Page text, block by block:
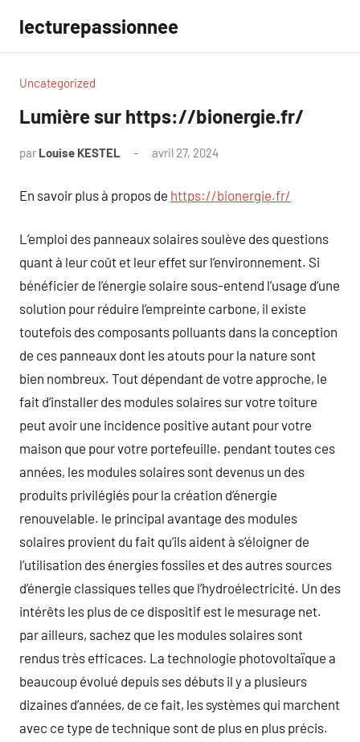
contenu
lecturepassionnee
Uncategorized
Lumière sur https://bionergie.fr/
par Louise KESTEL avril 27, 2024
En savoir plus à propos de https://bionergie.fr/
L’emploi des panneaux solaires soulève des questions
quant à leur coût et leur effet sur l’environnement. Si
bénéficier de l’énergie solaire sous-entend l’usage d’une
solution pour réduire l’empreinte carbone, il existe
toutefois des composants polluants dans la conception
de ces panneaux dont les atouts pour la nature sont
bien nombreux. Tout dépendant de votre approche, le
fait d’installer des modules solaires sur votre toiture
peut avoir une incidence positive autant pour votre
maison que pour votre portefeuille. pendant toutes ces
années, les modules solaires sont devenus un des
produits privilégiés pour la création d’énergie
renouvelable. le principal avantage des modules
solaires provient du fait qu’ils aident à s’éloigner de
l’utilisation des énergies fossiles et des autres sources
d’énergie classiques telles que l’hydroélectricité. Un des
intérêts les plus de ce dispositif est le mesurage net.
par ailleurs, sachez que les modules solaires sont
rendus très efficaces. La technologie photovoltaïque a
beaucoup évolué depuis ses débuts il y a plusieurs
dizaines d’années, de ce fait, les systèmes qui marchent
avec ce type de technique sont de plus en plus précis.